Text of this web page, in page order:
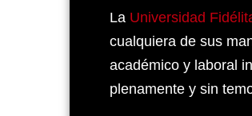
La Universidad
cualquiera de sus
académico y laboral
plenamente y sin